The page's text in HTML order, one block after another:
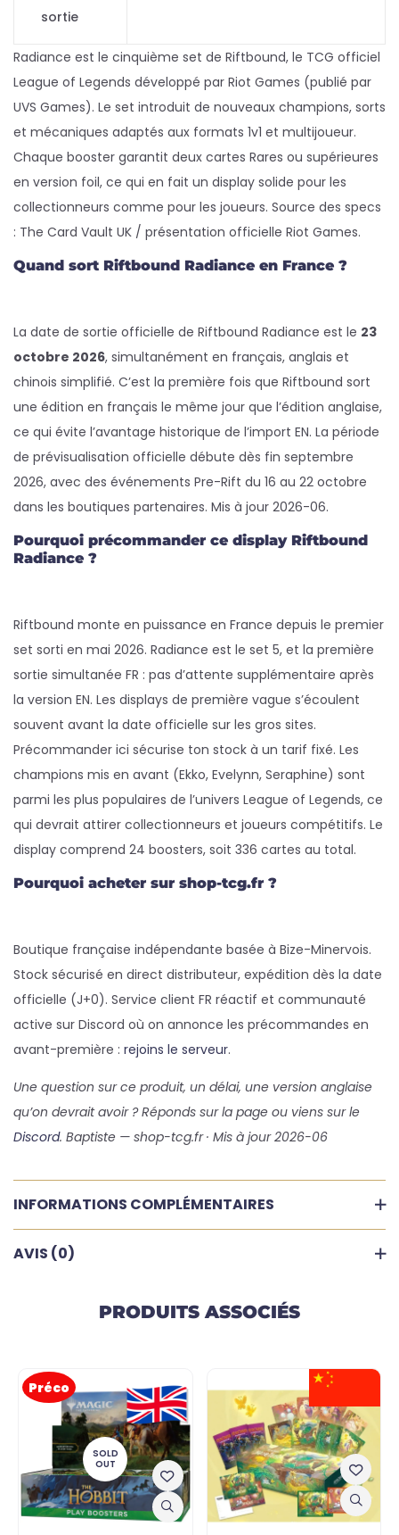
sortie
Radiance est le cinquième set de Riftbound, le TCG officiel
League of Legends développé par Riot Games (publié par
UVS Games). Le set introduit de nouveaux champions, sorts
et mécaniques adaptés aux formats 1v1 et multijoueur.
Chaque booster garantit deux cartes Rares ou supérieures
en version foil, ce qui en fait un display solide pour les
collectionneurs comme pour les joueurs. Source des specs
: The Card Vault UK / présentation officielle Riot Games.
Quand sort Riftbound Radiance en France ?
La date de sortie officielle de Riftbound Radiance est le 23
octobre 2026, simultanément en français, anglais et
chinois simplifié. C’est la première fois que Riftbound sort
une édition en français le même jour que l’édition anglaise,
ce qui évite l’avantage historique de l’import EN. La période
de prévisualisation officielle débute dès fin septembre
2026, avec des événements Pre-Rift du 16 au 22 octobre
dans les boutiques partenaires. Mis à jour 2026-06.
Pourquoi précommander ce display Riftbound
Radiance ?
Riftbound monte en puissance en France depuis le premier
set sorti en mai 2026. Radiance est le set 5, et la première
sortie simultanée FR : pas d’attente supplémentaire après
la version EN. Les displays de première vague s’écoulent
souvent avant la date officielle sur les gros sites.
Précommander ici sécurise ton stock à un tarif fixé. Les
champions mis en avant (Ekko, Evelynn, Seraphine) sont
parmi les plus populaires de l’univers League of Legends, ce
qui devrait attirer collectionneurs et joueurs compétitifs. Le
display comprend 24 boosters, soit 336 cartes au total.
Pourquoi acheter sur shop-tcg.fr ?
Boutique française indépendante basée à Bize-Minervois.
Stock sécurisé en direct distributeur, expédition dès la date
officielle (J+0). Service client FR réactif et communauté
active sur Discord où on annonce les précommandes en
avant-première : rejoins le serveur.
Une question sur ce produit, un délai, une version anglaise
qu’on devrait avoir ? Réponds sur la page ou viens sur le
Discord. Baptiste — shop-tcg.fr · Mis à jour 2026-06
INFORMATIONS COMPLÉMENTAIRES
AVIS (0)
PRODUITS ASSOCIÉS
Préco
SOLD
OUT